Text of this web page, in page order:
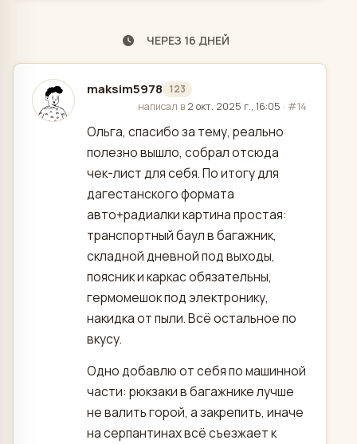
ЧЕРЕЗ 16 ДНЕЙ
maksim5978 123
отредактировано
написал в 2 окт. 2025 г., 16:05 · #14
Ольга, спасибо за тему, реально
полезно вышло, собрал отсюда
чек-лист для себя. По итогу для
дагестанского формата
авто+радиалки картина простая:
транспортный баул в багажник,
складной дневной под выходы,
поясник и каркас обязательны,
гермомешок под электронику,
накидка от пыли. Всё остальное по
вкусу.
Одно добавлю от себя по машинной
части: рюкзаки в багажнике лучше
не валить горой, а закрепить, иначе
на серпантинах всё съезжает к